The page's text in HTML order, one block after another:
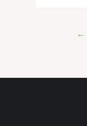
←